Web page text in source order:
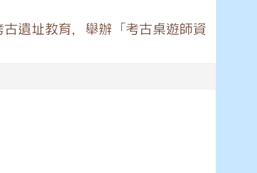
遺址教育，舉辦「考古桌遊師資